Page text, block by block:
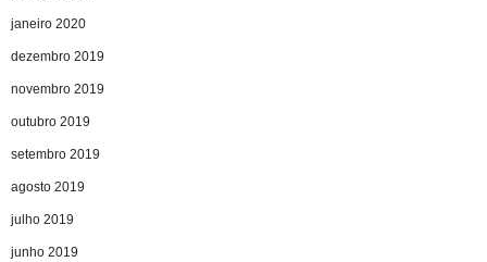
janeiro 2020
dezembro 2019
novembro 2019
outubro 2019
setembro 2019
agosto 2019
julho 2019
junho 2019